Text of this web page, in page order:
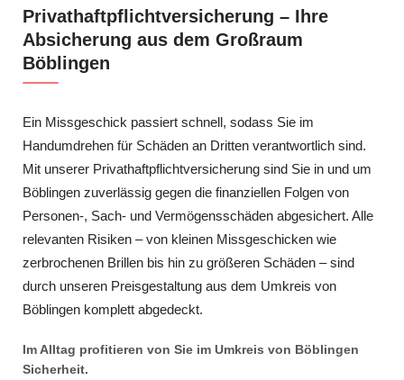
Privathaftpflichtversicherung – Ihre
Absicherung aus dem Großraum
Böblingen
Ein Missgeschick passiert schnell, sodass Sie im
Handumdrehen für Schäden an Dritten verantwortlich sind.
Mit unserer Privathaftpflichtversicherung sind Sie in und um
Böblingen zuverlässig gegen die finanziellen Folgen von
Personen-, Sach- und Vermögensschäden abgesichert. Alle
relevanten Risiken – von kleinen Missgeschicken wie
zerbrochenen Brillen bis hin zu größeren Schäden – sind
durch unseren Preisgestaltung aus dem Umkreis von
Böblingen komplett abgedeckt.
Im Alltag profitieren von Sie im Umkreis von Böblingen
Sicherheit.